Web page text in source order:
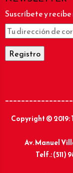
Suscríbete y
Copyright © 2019:
Av. Manuel
Telf.: (511)